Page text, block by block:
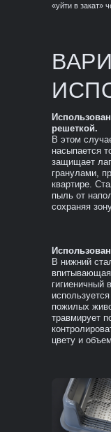
«уйти в закат»
решеткой.
В этом
насыпается
защищает
гранулами,
квартире.
пыль от
сохраняя
В нижний
гигиеничный
пожилых
травмирует
цвету и